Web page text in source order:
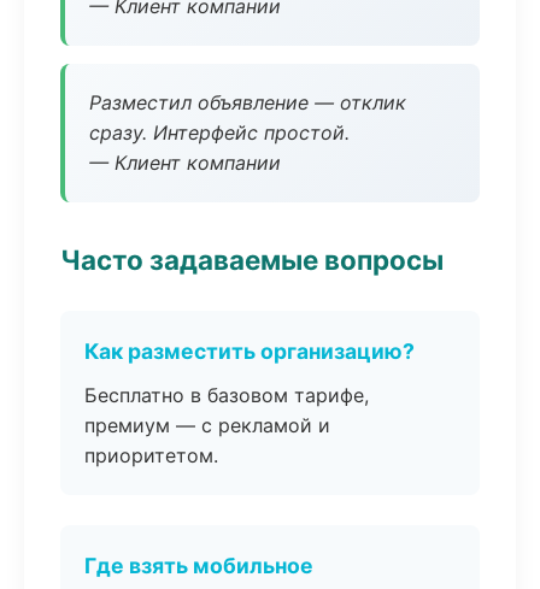
— Клиент компании
Разместил объявление — отклик
сразу. Интерфейс простой.
— Клиент компании
Часто задаваемые вопросы
Как разместить организацию?
Бесплатно в базовом тарифе,
премиум — с рекламой и
приоритетом.
Где взять мобильное